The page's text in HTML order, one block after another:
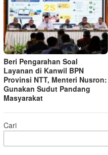
Beri Pengarahan Soal
Layanan di Kanwil BPN
Provinsi NTT, Menteri Nusron:
Gunakan Sudut Pandang
Masyarakat
Cari